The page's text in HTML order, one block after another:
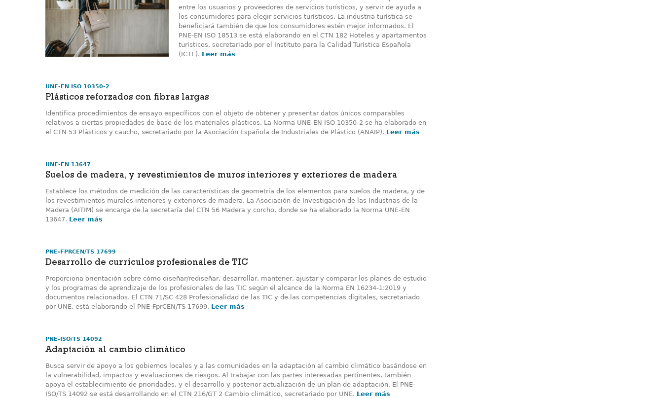
entre los usuarios y proveedores de servicios turísticos, y servir de ayuda a
los consumidores para elegir servicios turísticos. La industria turística se
beneficiará también de que los consumidores estén mejor informados. El
PNE-EN ISO 18513 se está elaborando en el CTN 182 Hoteles y apartamentos
turísticos, secretariado por el Instituto para la Calidad Turística Española
(ICTE). Leer más
UNE-EN ISO 10350-2
Plásticos reforzados con fibras largas
Identifica procedimientos de ensayo específicos con el objeto de obtener y presentar datos únicos comparables
relativos a ciertas propiedades de base de los materiales plásticos. La Norma UNE-EN ISO 10350-2 se ha elaborado en
el CTN 53 Plásticos y caucho, secretariado por la Asociación Española de Industriales de Plástico (ANAIP). Leer más
UNE-EN 13647
Suelos de madera, y revestimientos de muros interiores y exteriores de madera
Establece los métodos de medición de las características de geometría de los elementos para suelos de madera, y de
los revestimientos murales interiores y exteriores de madera. La Asociación de Investigación de las Industrias de la
Madera (AITIM) se encarga de la secretaría del CTN 56 Madera y corcho, donde se ha elaborado la Norma UNE-EN
13647. Leer más
PNE-FPRCEN/TS 17699
Desarrollo de currículos profesionales de TIC
Proporciona orientación sobre cómo diseñar/rediseñar, desarrollar, mantener, ajustar y comparar los planes de estudio
y los programas de aprendizaje de los profesionales de las TIC según el alcance de la Norma EN 16234-1:2019 y
documentos relacionados. El CTN 71/SC 428 Profesionalidad de las TIC y de las competencias digitales, secretariado
por UNE, está elaborando el PNE-FprCEN/TS 17699. Leer más
PNE-ISO/TS 14092
Adaptación al cambio climático
Busca servir de apoyo a los gobiernos locales y a las comunidades en la adaptación al cambio climático basándose en
la vulnerabilidad, impactos y evaluaciones de riesgos. Al trabajar con las partes interesadas pertinentes, también
apoya el establecimiento de prioridades, y el desarrollo y posterior actualización de un plan de adaptación. El PNE-
ISO/TS 14092 se está desarrollando en el CTN 216/GT 2 Cambio climático, secretariado por UNE. Leer más